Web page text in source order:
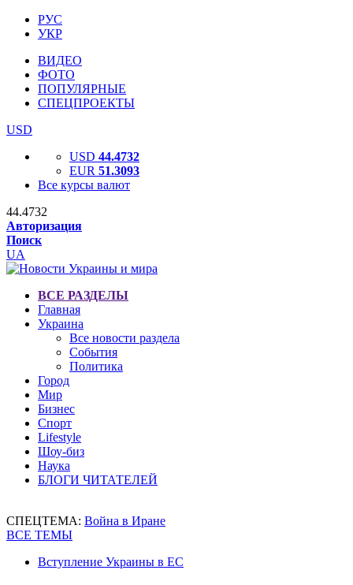
РУС
УКР
ВИДЕО
ФОТО
ПОПУЛЯРНЫЕ
СПЕЦПРОЕКТЫ
USD
USD 44.4732
EUR 51.3093
Все курсы валют
44.4732
Авторизация
Поиск
UA
ВСЕ РАЗДЕЛЫ
Главная
Украина
Все новости раздела
События
Политика
Город
Мир
Бизнес
Спорт
Lifestyle
Шоу-биз
Наука
БЛОГИ ЧИТАТЕЛЕЙ
СПЕЦТЕМА: Война в Иране
ВСЕ ТЕМЫ
Вступление Украины в ЕС